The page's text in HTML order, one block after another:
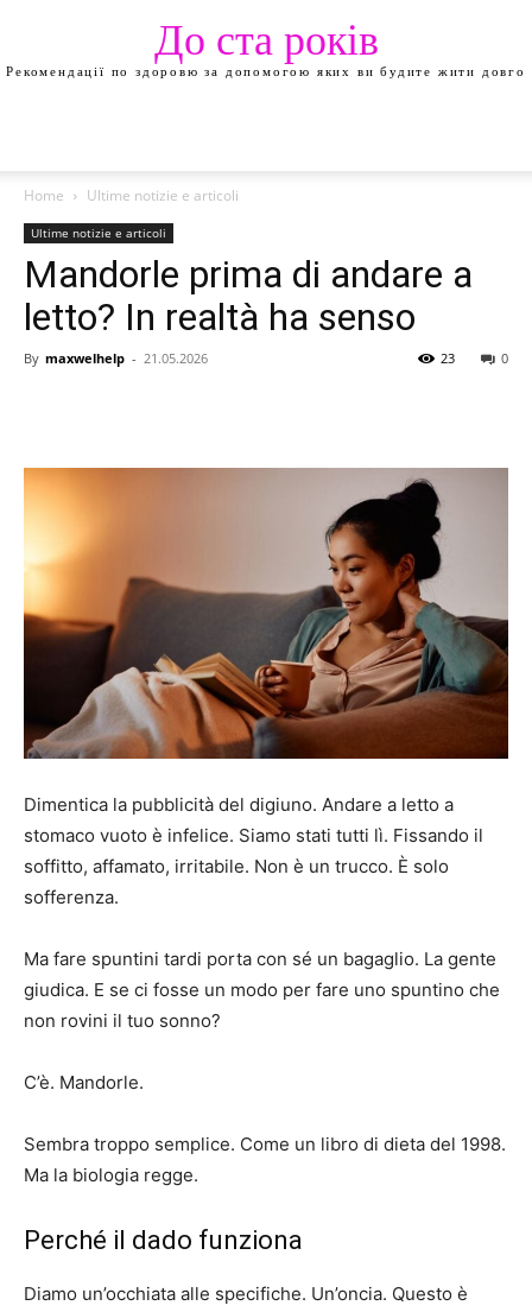
До ста років
Рекомендації по здоровю за допомогою яких ви будите жити довго
Home Ultime notizie e articoli
Ultime notizie e articoli
Mandorle prima di andare a
letto? In realtà ha senso
By maxwelhelp - 21.05.2026 0
23
Dimentica la pubblicità del digiuno. Andare a letto a
stomaco vuoto è infelice. Siamo stati tutti lì. Fissando il
soffitto, affamato, irritabile. Non è un trucco. È solo
sofferenza.
Ma fare spuntini tardi porta con sé un bagaglio. La gente
giudica. E se ci fosse un modo per fare uno spuntino che
non rovini il tuo sonno?
C’è. Mandorle.
Sembra troppo semplice. Come un libro di dieta del 1998.
Ma la biologia regge.
Perché il dado funziona
Diamo un’occhiata alle specifiche. Un’oncia. Questo è